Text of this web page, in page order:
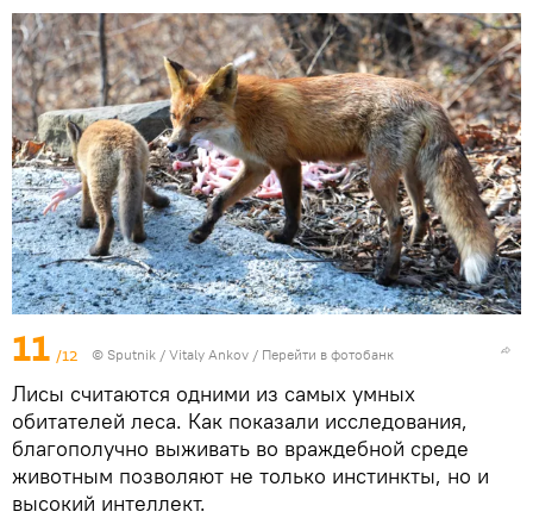
11 /12 © Sputnik / Vitaly Ankov / Перейти в фотобанк
Лисы считаются одними из самых умных
обитателей леса. Как показали исследования,
благополучно выживать во враждебной среде
животным позволяют не только инстинкты, но и
высокий интеллект.